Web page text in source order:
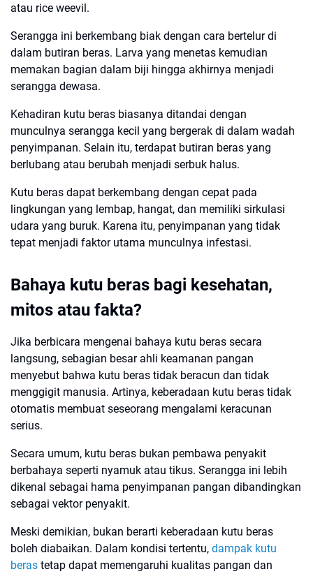
atau rice weevil.
Serangga ini berkembang biak dengan cara bertelur di
dalam butiran beras. Larva yang menetas kemudian
memakan bagian dalam biji hingga akhirnya menjadi
serangga dewasa.
Kehadiran kutu beras biasanya ditandai dengan
munculnya serangga kecil yang bergerak di dalam wadah
penyimpanan. Selain itu, terdapat butiran beras yang
berlubang atau berubah menjadi serbuk halus.
Kutu beras dapat berkembang dengan cepat pada
lingkungan yang lembap, hangat, dan memiliki sirkulasi
udara yang buruk. Karena itu, penyimpanan yang tidak
tepat menjadi faktor utama munculnya infestasi.
Bahaya kutu beras bagi kesehatan,
mitos atau fakta?
Jika berbicara mengenai bahaya kutu beras secara
langsung, sebagian besar ahli keamanan pangan
menyebut bahwa kutu beras tidak beracun dan tidak
menggigit manusia. Artinya, keberadaan kutu beras tidak
otomatis membuat seseorang mengalami keracunan
serius.
Secara umum, kutu beras bukan pembawa penyakit
berbahaya seperti nyamuk atau tikus. Serangga ini lebih
dikenal sebagai hama penyimpanan pangan dibandingkan
sebagai vektor penyakit.
Meski demikian, bukan berarti keberadaan kutu beras
boleh diabaikan. Dalam kondisi tertentu, dampak kutu
beras tetap dapat memengaruhi kualitas pangan dan